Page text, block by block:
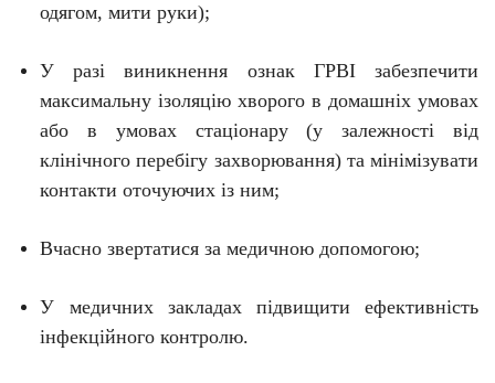
одягом, мити руки);
У разі виникнення ознак ГРВІ забезпечити
максимальну ізоляцію хворого в домашніх умовах
або в умовах стаціонару (у залежності від
клінічного перебігу захворювання) та мінімізувати
контакти оточуючих із ним;
Вчасно звертатися за медичною допомогою;
У медичних закладах
підвищити ефективність
інфекційного контролю.